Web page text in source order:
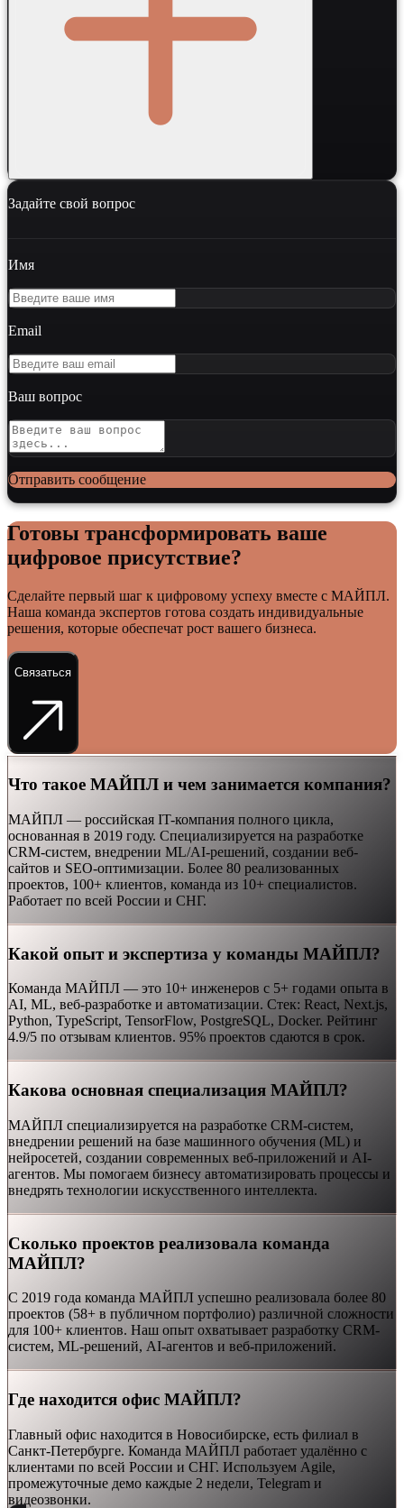
Задайте свой вопрос
Имя
Email
Ваш вопрос
Отправить сообщение
Готовы трансформировать ваше
цифровое присутствие?
Сделайте первый шаг к цифровому успеху вместе с МАЙПЛ.
Наша команда экспертов готова создать индивидуальные
решения, которые обеспечат рост вашего бизнеса.
Связаться
Что такое МАЙПЛ и чем занимается компания?
МАЙПЛ — российская IT-компания полного цикла,
основанная в 2019 году. Специализируется на разработке
CRM-систем, внедрении ML/AI-решений, создании веб-
сайтов и SEO-оптимизации. Более 80 реализованных
проектов, 100+ клиентов, команда из 10+ специалистов.
Работает по всей России и СНГ.
Какой опыт и экспертиза у команды МАЙПЛ?
Команда МАЙПЛ — это 10+ инженеров с 5+ годами опыта в
AI, ML, веб-разработке и автоматизации. Стек: React, Next.js,
Python, TypeScript, TensorFlow, PostgreSQL, Docker. Рейтинг
4.9/5 по отзывам клиентов. 95% проектов сдаются в срок.
Какова основная специализация МАЙПЛ?
МАЙПЛ специализируется на разработке CRM-систем,
внедрении решений на базе машинного обучения (ML) и
нейросетей, создании современных веб-приложений и AI-
агентов. Мы помогаем бизнесу автоматизировать процессы и
внедрять технологии искусственного интеллекта.
Сколько проектов реализовала команда
МАЙПЛ?
С 2019 года команда МАЙПЛ успешно реализовала более 80
проектов (58+ в публичном портфолио) различной сложности
для 100+ клиентов. Наш опыт охватывает разработку CRM-
систем, ML-решений, AI-агентов и веб-приложений.
Где находится офис МАЙПЛ?
Главный офис находится в Новосибирске, есть филиал в
Санкт-Петербурге. Команда МАЙПЛ работает удалённо с
клиентами по всей России и СНГ. Используем Agile,
промежуточные демо каждые 2 недели, Telegram и
видеозвонки.